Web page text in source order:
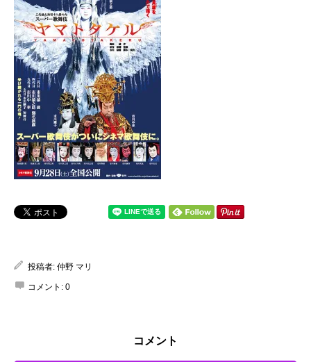
投稿者: 仲野 マリ
コメント: 0
コメント